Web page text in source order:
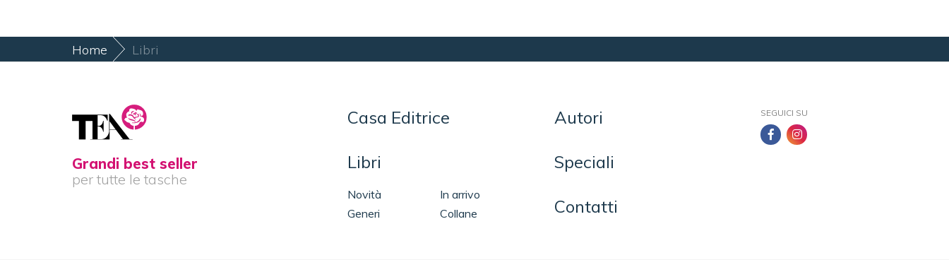
Home Libri
Grandi best seller
per tutte le tasche
Casa Editrice
Libri
Novità
In arrivo
Generi
Collane
Autori
Speciali
Contatti
SEGUICI SU